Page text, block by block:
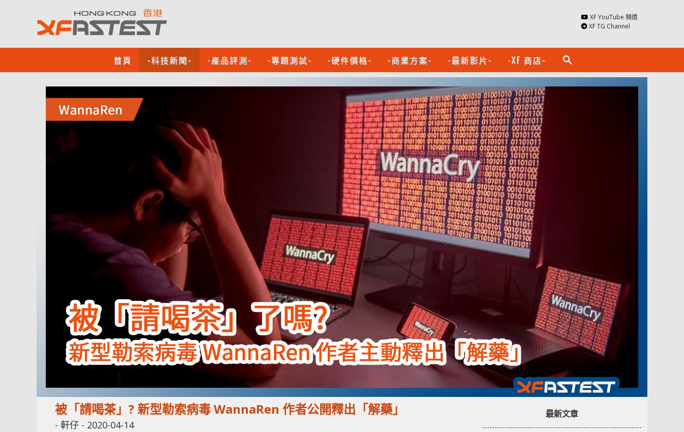
XF YouTube 頻道
XF TG Channel
首頁 -科技新聞- -產品評測- -專題測試- -硬件價格- -商業方案- -最新影片- -XF 商店- search
被「請喝茶」? 新型勒索病毒 WannaRen 作者公開釋出「解藥」
- 軒仔 - 2020-04-14
最新文章